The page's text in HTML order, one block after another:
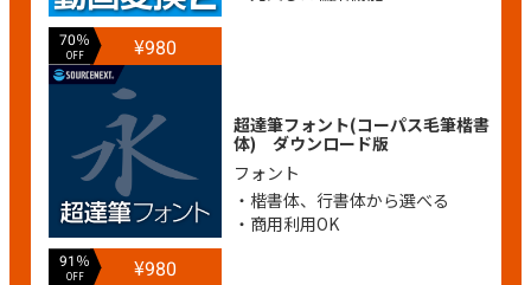
70％
OFF ¥980
超達筆フォント(コーパス毛筆楷書
体) ダウンロード版
91％
OFF ¥980
フォント
・楷書体、行書体から選べる
・商用利用OK